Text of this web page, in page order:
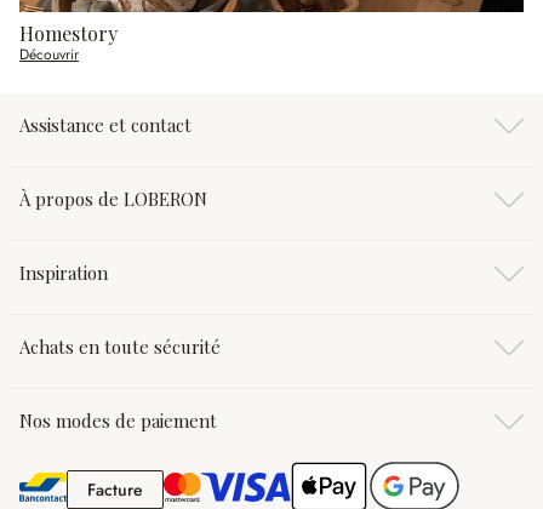
Homestory
Découvrir
Assistance et contact
À propos de LOBERON
Inspiration
Achats en toute sécurité
Nos modes de paiement
FactureFacture